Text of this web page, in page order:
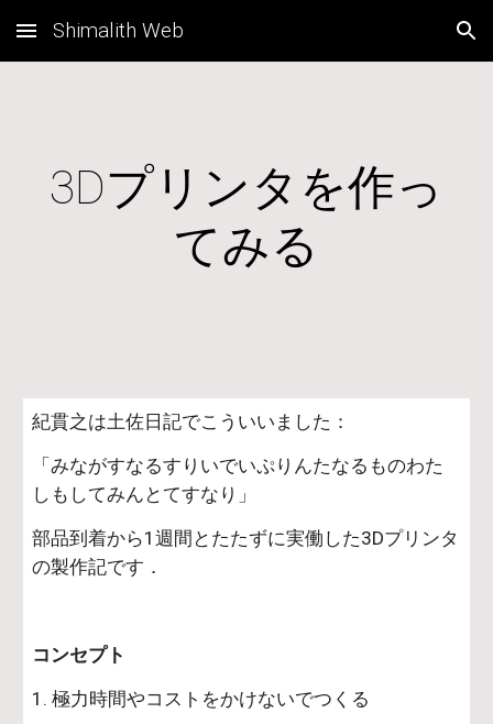
Skip to main content Skip to navigation
Shimalith Web
3Dプリンタを作っ
てみる
紀貫之は土佐日記でこういいました：
「みながすなるすりいでいぷりんたなるものわた
しもしてみんとてすなり」
部品到着から1週間とたたずに実働した3Dプリンタ
の製作記です．
コンセプト
1. 極力時間やコストをかけないでつくる